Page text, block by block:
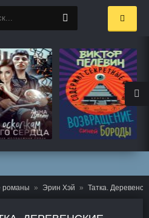
романы Эрин Хэй Татка.